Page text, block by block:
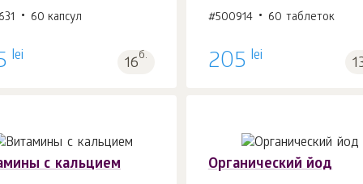
60 капсул
lei 16б.
В корзину 1 #500914 60 таблеток
205 lei
В корзину 1шт.
с кальцием Органический йод